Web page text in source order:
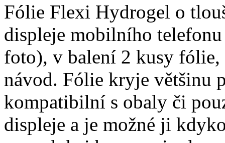
Fólie Flexi Hydrogel o
displeje mobilního
foto), v balení 2 kusy fólie,
návod. Fólie kryje většinu
kompatibilní s obaly či
displeje a je možné ji